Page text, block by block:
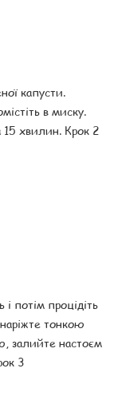
капусти.
в миску.
15 хвилин. Крок 2
потім процідіть
тонкою
залийте настоєм
3